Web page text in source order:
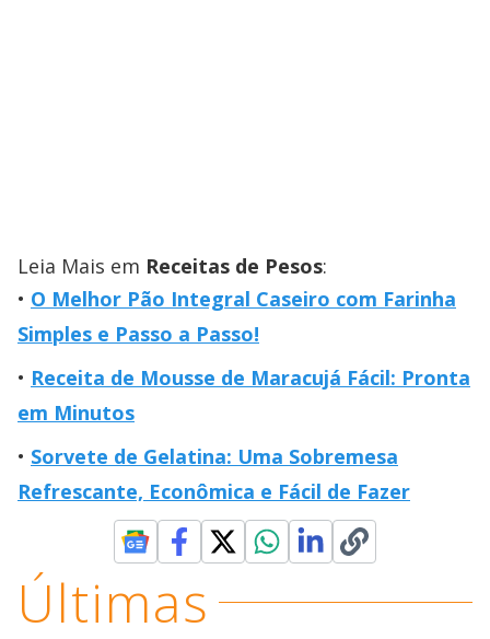
Leia Mais em Receitas de Pesos:
O Melhor Pão Integral Caseiro com Farinha
Simples e Passo a Passo!
Receita de Mousse de Maracujá Fácil: Pronta
em Minutos
Sorvete de Gelatina: Uma Sobremesa
Refrescante, Econômica e Fácil de Fazer
Últimas